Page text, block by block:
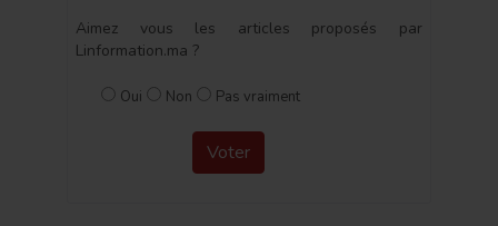
Aimez vous les articles proposés par
Linformation.ma ?
Oui Non Pas vraiment
Voter